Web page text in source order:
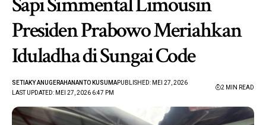
Presiden Prabowo Meriahkan
Iduladha di Sungai Code
LAST UPDATED: MEI 27, 2026 6:47 PM
SETIAKY ANUGERAHANANTO KUSUMAPUBLISHED: MEI 27, 2026
2 MIN READ